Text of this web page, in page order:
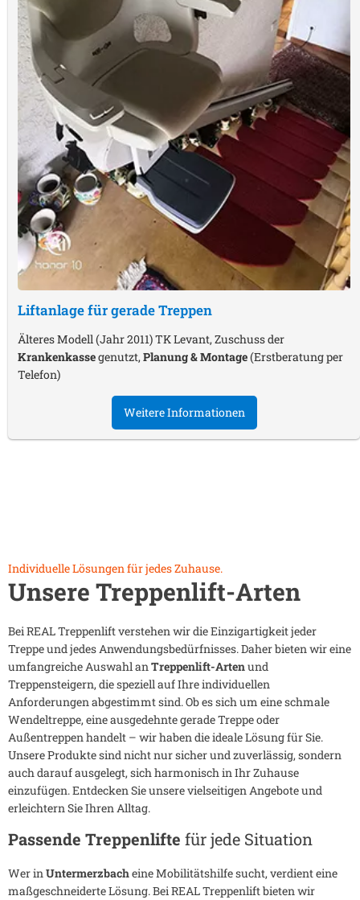
Liftanlage für gerade Treppen
Älteres Modell (Jahr 2011) TK Levant, Zuschuss der
Krankenkassegenutzt,Planung & Montage(Erstberatung per
Telefon)
Weitere Informationen
Individuelle Lösungen für jedes Zuhause.
Unsere Treppenlift-Arten
Bei REAL Treppenlift verstehen wir die Einzigartigkeit jeder
Treppe und jedes Anwendungsbedürfnisses. Daher bieten wir eine
umfangreiche Auswahl anTreppenlift-Artenund
Treppensteigern, die speziell auf Ihre individuellen
Anforderungen abgestimmt sind. Ob es sich um eine schmale
Wendeltreppe, eine ausgedehnte gerade Treppe oder
Außentreppen handelt – wir haben die ideale Lösung für Sie.
Unsere Produkte sind nicht nur sicher und zuverlässig, sondern
auch darauf ausgelegt, sich harmonisch in Ihr Zuhause
einzufügen. Entdecken Sie unsere vielseitigen Angebote und
erleichtern Sie Ihren Alltag.
Passende Treppenlifte für jede Situation
Wer inUntermerzbacheine Mobilitätshilfe sucht, verdient eine
maßgeschneiderte Lösung. Bei REAL Treppenlift bieten wir